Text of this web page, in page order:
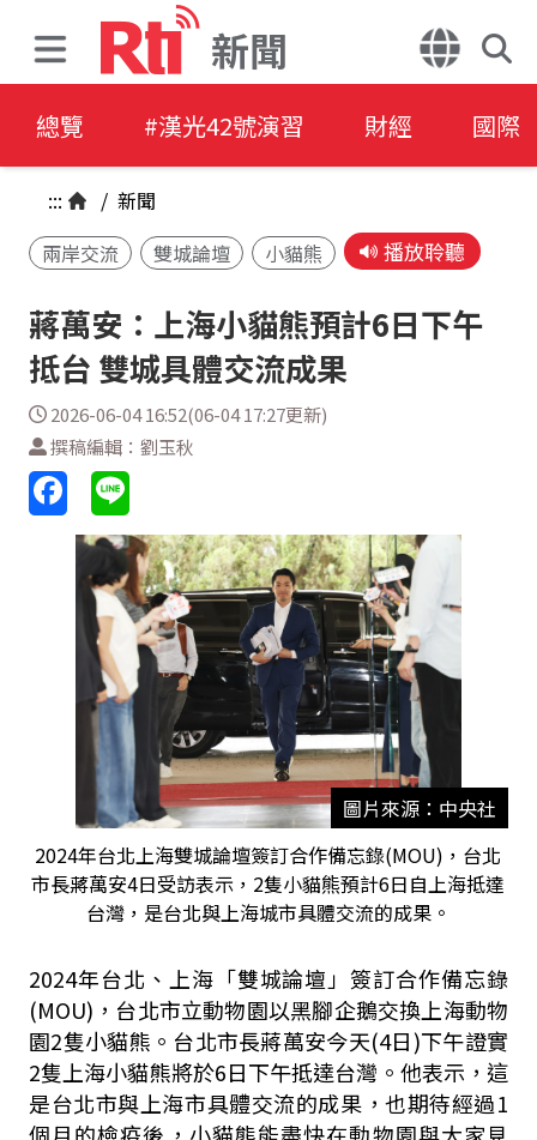
新聞
總覽 #漢光42號演習 財經 國際
::: / 新聞
兩岸交流
雙城論壇 小貓熊 播放聆聽
蔣萬安：上海小貓熊預計6日下午
抵台 雙城具體交流成果
2026-06-04 16:52(06-04 17:27更新)
撰稿編輯：劉玉秋
圖片來源：中央社
2024年台北上海雙城論壇簽訂合作備忘錄(MOU)，台北
市長蔣萬安4日受訪表示，2隻小貓熊預計6日自上海抵達
台灣，是台北與上海城市具體交流的成果。
2024年台北、上海「雙城論壇」簽訂合作備忘錄
(MOU)，台北市立動物園以黑腳企鵝交換上海動物
園2隻小貓熊。台北市長蔣萬安今天(4日)下午證實
2隻上海小貓熊將於6日下午抵達台灣。他表示，這
是台北市與上海市具體交流的成果，也期待經過1
個月的檢疫後，小貓熊能盡快在動物園與大家見